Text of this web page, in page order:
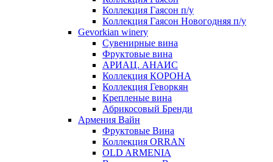
Коллекция Гаясон п/у
Коллекция Гаясон Новогодняя п/у
Gevorkian winery
Сувенирные вина
Фруктовые вина
АРИАЦ. АНАИС
Коллекция КОРОНА
Коллекция Геворкян
Крепленые вина
Абрикосовый Бренди
Армения Вайн
Фруктовые Вина
Коллекция ORRAN
OLD ARMENIA